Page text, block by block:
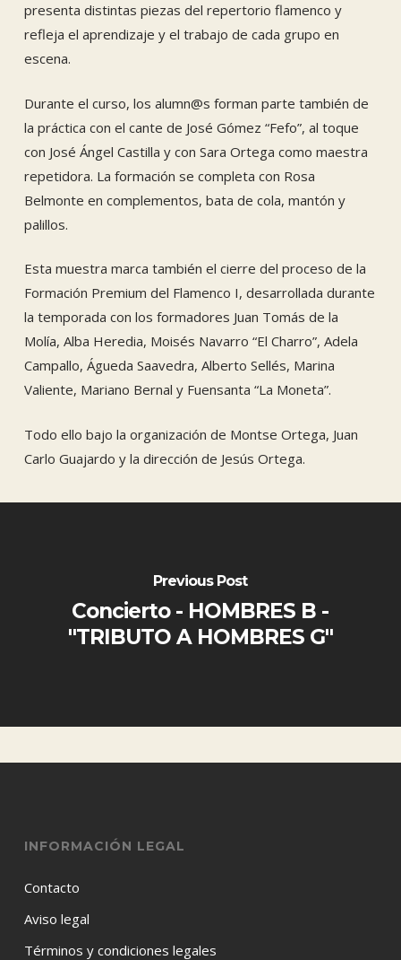
presenta distintas piezas del repertorio flamenco y
refleja el aprendizaje y el trabajo de cada grupo en
escena.
Durante el curso, los alumn@s forman parte también de
la práctica con el cante de José Gómez “Fefo”, al toque
con José Ángel Castilla y con Sara Ortega como maestra
repetidora. La formación se completa con Rosa
Belmonte en complementos, bata de cola, mantón y
palillos.
Esta muestra marca también el cierre del proceso de la
Formación Premium del Flamenco I, desarrollada durante
la temporada con los formadores Juan Tomás de la
Molía, Alba Heredia, Moisés Navarro “El Charro”, Adela
Campallo, Águeda Saavedra, Alberto Sellés, Marina
Valiente, Mariano Bernal y Fuensanta “La Moneta”.
Todo ello bajo la organización de Montse Ortega, Juan
Carlo Guajardo y la dirección de Jesús Ortega.
Previous Post
Concierto - HOMBRES B -
"TRIBUTO A HOMBRES G"
INFORMACIÓN LEGAL
Contacto
Aviso legal
Términos y condiciones legales